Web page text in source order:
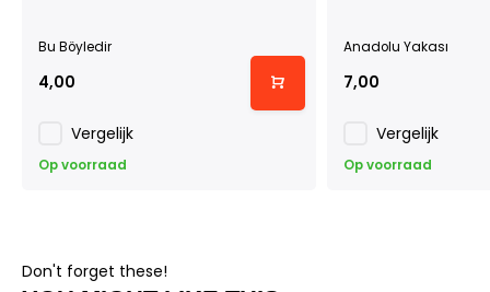
Bu Böyledir
4,00
Vergelijk
Op voorraad
Anadolu Yakası
7,00
Vergelijk
Op voorraad
Don't forget these!